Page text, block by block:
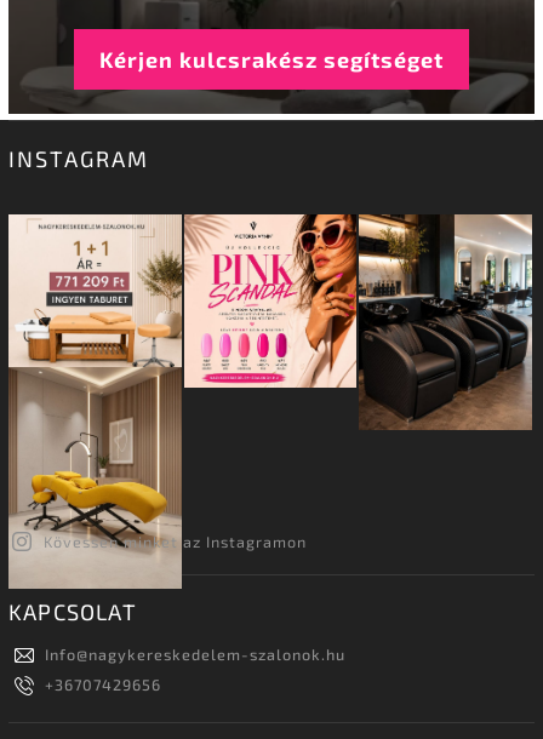
Kérjen kulcsrakész segítséget
INSTAGRAM
Kövessen minket az Instagramon
KAPCSOLAT
Info@nagykereskedelem-szalonok.hu
+36707429656